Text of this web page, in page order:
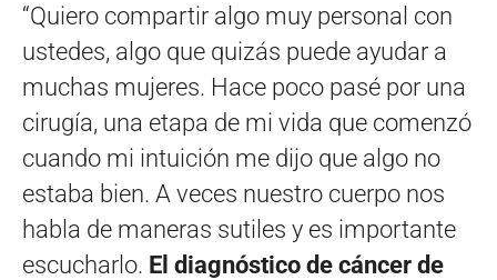
“Quiero compartir algo muy personal con
ustedes, algo que quizás puede ayudar a
muchas mujeres. Hace poco pasé por una
cirugía, una etapa de mi vida que comenzó
cuando mi intuición me dijo que algo no
estaba bien. A veces nuestro cuerpo nos
habla de maneras sutiles y es importante
escucharlo. El diagnóstico de cáncer de